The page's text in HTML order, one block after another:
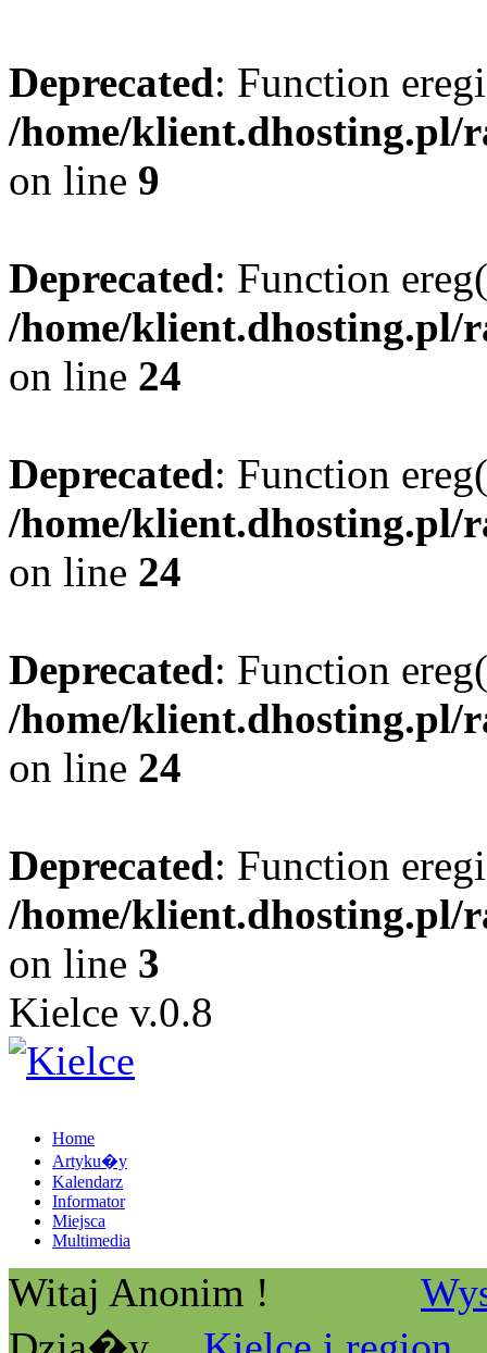
Deprecated: Function
/home/klient.dhosting.pl/
on line 9
Deprecated: Function
/home/klient.dhosting.pl/
on line 24
Deprecated: Function
/home/klient.dhosting.pl/
on line 24
Deprecated: Function
/home/klient.dhosting.pl/
on line 24
Deprecated: Function
/home/
on line 3
Kielce v.0.8
Home
Artyku�y
Kalendarz
Informator
Miejsca
Multimedia
Witaj Anonim !